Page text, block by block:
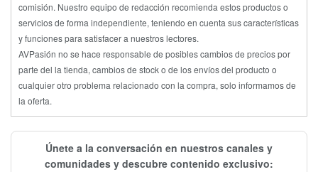
comisión. Nuestro equipo de redacción recomienda estos productos o
servicios de forma independiente, teniendo en cuenta sus características
y funciones para satisfacer a nuestros lectores.
AVPasión no se hace responsable de posibles cambios de precios por
parte del la tienda, cambios de stock o de los envíos del producto o
cualquier otro problema relacionado con la compra, solo informamos de
la oferta.
Únete a la conversación en nuestros canales y
comunidades y descubre contenido exclusivo: